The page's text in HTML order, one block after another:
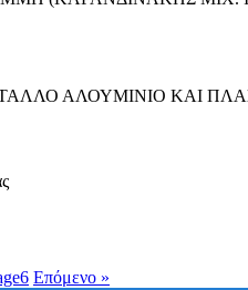
ΑΛΟΥΜΙΝΙΟ ΚΑΙ
6 Επόμενο »